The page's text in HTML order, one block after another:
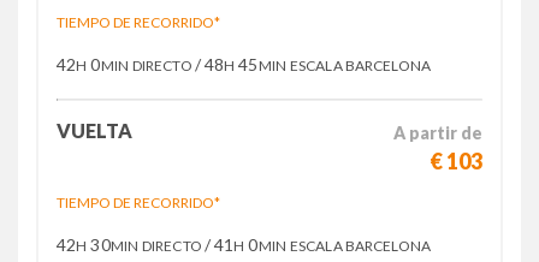
TIEMPO DE RECORRIDO*
42H 0MIN DIRECTO / 48H 45MIN ESCALA BARCELONA
VUELTA A partir de
€ 103
TIEMPO DE RECORRIDO*
42H 30MIN DIRECTO / 41H 0MIN ESCALA BARCELONA